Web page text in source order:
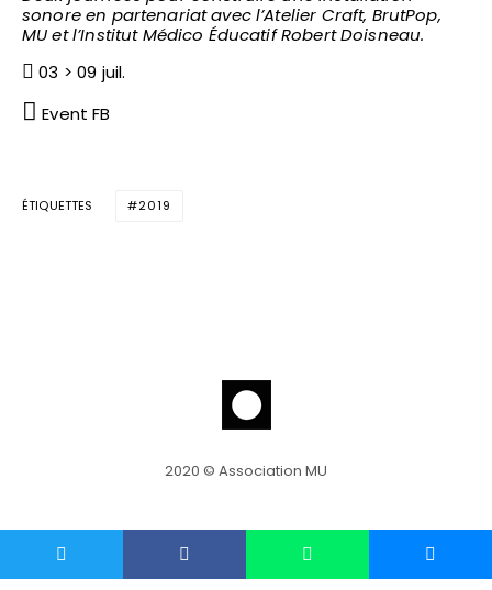
sonore en partenariat avec l’Atelier Craft, BrutPop,
MU et l’Institut Médico Éducatif Robert Doisneau.
03 > 09 juil.
Event FB
ÉTIQUETTES 2019
2020 © Association MU